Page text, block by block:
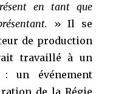
en tant que
» Il se
de production
travaillé à un
un événement